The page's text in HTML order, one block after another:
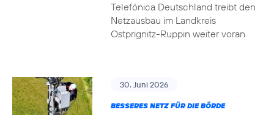
Telefónica Deutschland treibt den
Netzausbau im Landkreis
Ostprignitz-Ruppin weiter voran
30. Juni 2026
BESSERES NETZ FÜR DIE BÖRDE